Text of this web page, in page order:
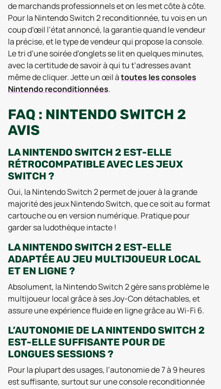
de marchands professionnels et on les met côte à côte.
Pour la Nintendo Switch 2 reconditionnée, tu vois en un
coup d’œil l’état annoncé, la garantie quand le vendeur
la précise, et le type de vendeur qui propose la console.
Le tri d’une soirée d’onglets se lit en quelques minutes,
avec la certitude de savoir à qui tu t’adresses avant
même de cliquer. Jette un œil àtoutes les consoles
Nintendo reconditionnées.
FAQ : NINTENDO SWITCH 2
AVIS
LA NINTENDO SWITCH 2 EST-ELLE
RÉTROCOMPATIBLE AVEC LES JEUX
SWITCH ?
Oui, la Nintendo Switch 2 permet de jouer à la grande
majorité des jeux Nintendo Switch, que ce soit au format
cartouche ou en version numérique. Pratique pour
garder sa ludothèque intacte !
LA NINTENDO SWITCH 2 EST-ELLE
ADAPTÉE AU JEU MULTIJOUEUR LOCAL
ET EN LIGNE ?
Absolument, la Nintendo Switch 2 gère sans problème le
multijoueur local grâce à ses Joy-Con détachables, et
assure une expérience fluide en ligne grâce au Wi-Fi 6.
L’AUTONOMIE DE LA NINTENDO SWITCH 2
EST-ELLE SUFFISANTE POUR DE
LONGUES SESSIONS ?
Pour la plupart des usages, l’autonomie de 7 à 9 heures
est suffisante, surtout sur une console reconditionnée